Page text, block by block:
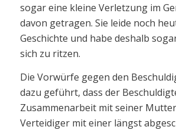
sogar eine kleine Verletzung im
davon getragen. Sie leide noch
Geschichte und habe deshalb
sich zu ritzen.
Die Vorwürfe gegen den
dazu geführt, dass der
Zusammenarbeit mit seiner
Verteidiger mit einer längst